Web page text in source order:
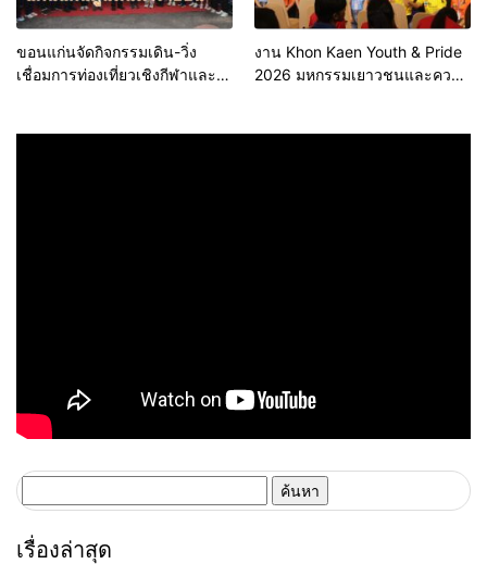
ขอนแก่นจัดกิจกรรมเดิน-วิ่ง
เชื่อมการท่องเที่ยวเชิงกีฬาและ
งาน Khon Kaen Youth & Pride
2026 มหกรรมเยาวชนและความ
สำหรับ:
เรื่องล่าสุด